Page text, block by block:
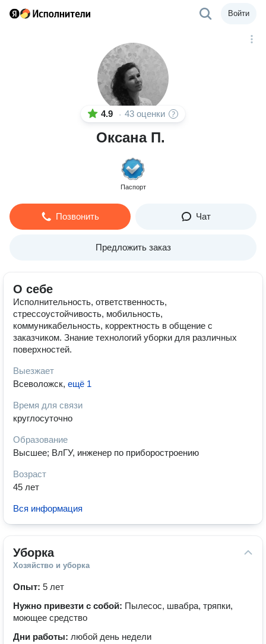
Войти
4.9 · 43 оценки
Оксана П.
Паспорт
Позвонить Чат
Предложить заказ
О себе
Исполнительность, ответственность,
стрессоустойчивость, мобильность,
коммуникабельность, корректность в общение с
заказчиком. Знание технологий уборки для различных
поверхностей.
Выезжает
Всеволожск, ещё 1
Время для связи
круглосуточно
Образование
Высшее; ВлГУ, инженер по приборостроению
Возраст
45 лет
Вся информация
Уборка
Хозяйство и уборка
Опыт: 5 лет
Нужно привезти с собой: Пылесос, швабра, тряпки,
моющее средство
Дни работы: любой день недели